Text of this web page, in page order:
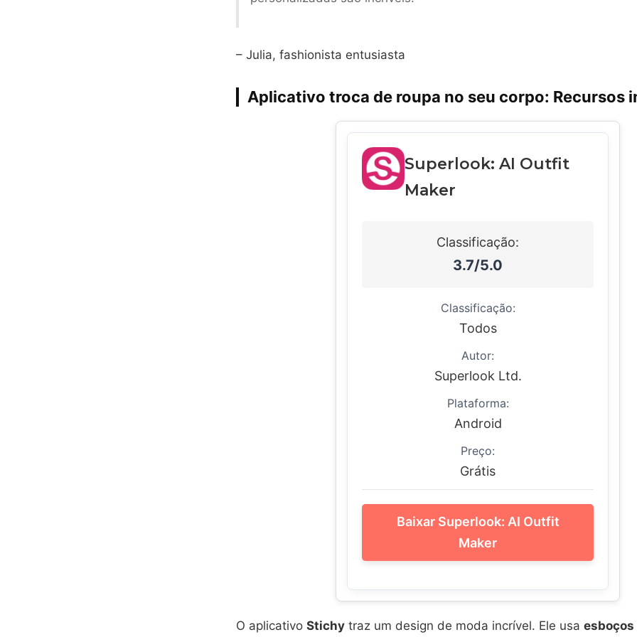
– Julia, fashionista entusiasta
Aplicativo troca de roupa no seu corpo: Recursos
Superlook: AI Outfit
Maker
Classificação:
3.7/5.0
Classificação:
Todos
Autor:
Superlook Ltd.
Plataforma:
Android
Preço:
Grátis
Baixar Superlook: AI Outfit
Maker
O aplicativo Stichy traz um design de moda incrível. Ele usa esboços